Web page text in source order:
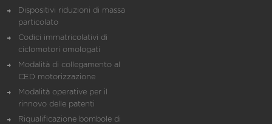
Dispositivi riduzioni di massa
particolato
Codici immatricolativi di
ciclomotori omologati
Modalità di collegamento al
CED motorizzazione
Modalità operative per il
rinnovo delle patenti
Riqualificazione bombole di